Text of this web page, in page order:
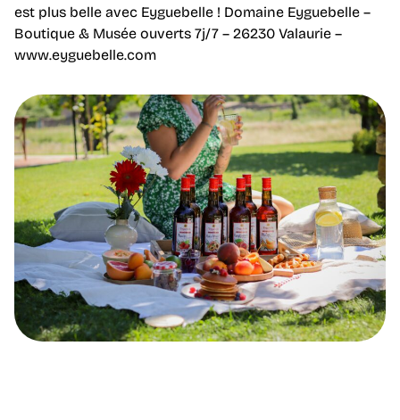
est plus belle avec Eyguebelle ! Domaine Eyguebelle –
Boutique & Musée ouverts 7j/7 – 26230 Valaurie –
www.eyguebelle.com